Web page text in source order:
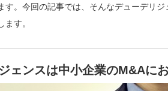
す。今回の記事では、そんなデューデリ
す。
ェンスは中小企業のM&Aに